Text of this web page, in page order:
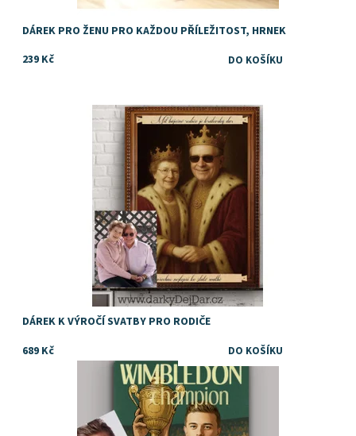
DÁREK PRO ŽENU PRO KAŽDOU PŘÍLEŽITOST, HRNEK
239 Kč
Skladem
DÁREK K VÝROČÍ SVATBY PRO RODIČE
689 Kč
Dostupnost:
Skladem